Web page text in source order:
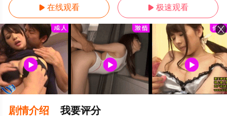
 在线观看  极速观看
剧情介绍 我要评分